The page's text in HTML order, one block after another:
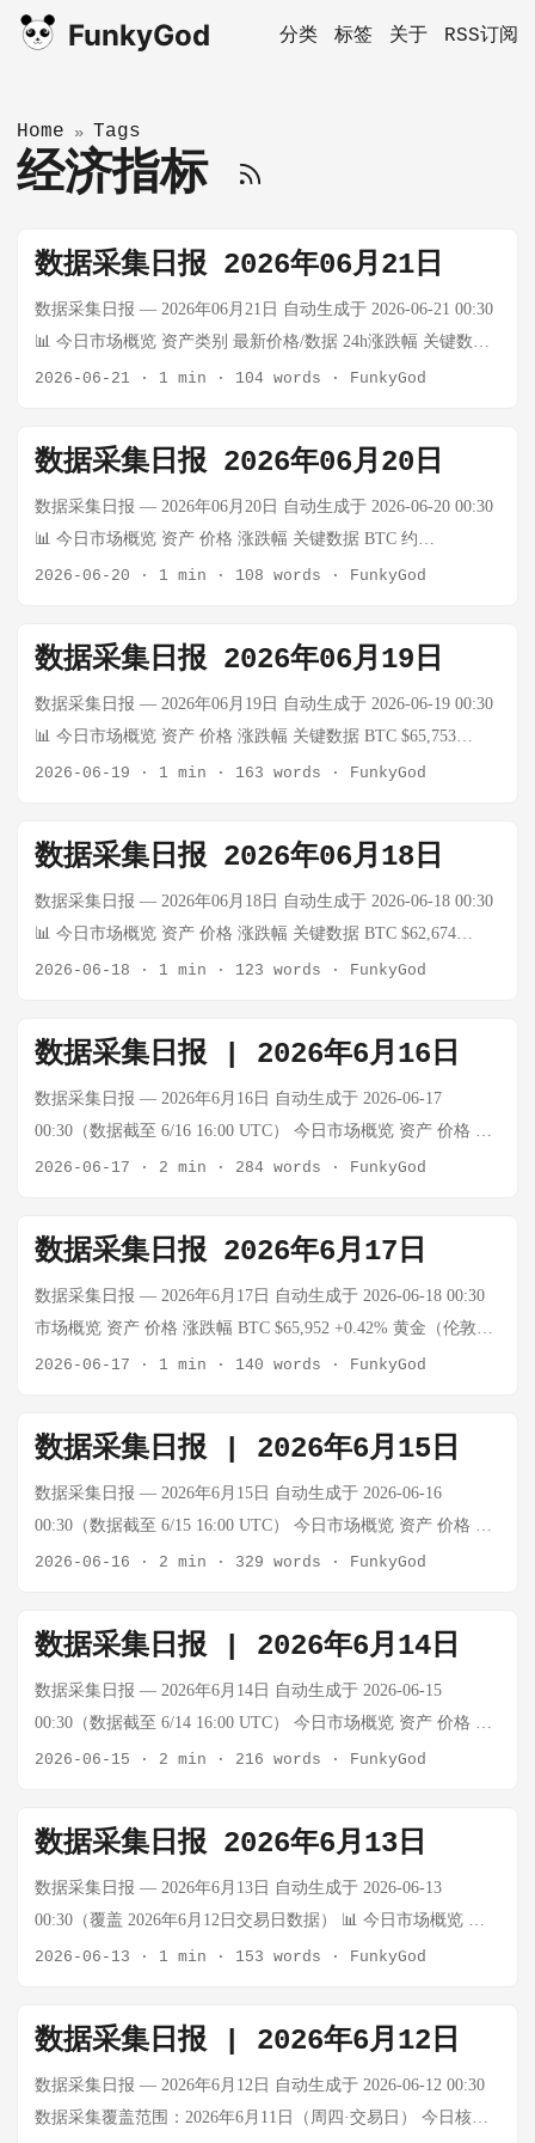
FunkyGod 分类 标签 关于 RSS订阅
Home » Tags
经济指标
数据采集日报 2026年06月21日
数据采集日报 — 2026年06月21日 自动生成于 2026-06-21 00:30
📊 今日市场概览 资产类别 最新价格/数据 24h涨跌幅 关键数据
BTC（比特币） $65,753 ↑3.72% 恐慌指数：12（极度恐慌） 黄
深成指 非交易日 - 周末休市 创业板指 非交易日 - 周末休市
USD/CNY 待更新 - 周末休市 ₿ 加密货币 BTC：
$65,753（↑3.72%） 24h最高：$65,753 24h最低：待更新 24h成
交量：待更新 关键观察： 恐慌指数连续11天<20（历史上罕
日，恐慌指数待验证是否突破20 🥇 贵金属 黄金：约
$2,300/oz（待更新） 数据截止时间：6月19日 上海金：待更新
周末市场休市 🛢️ 原油 WTI原油：非交易日（周末休市） 布伦特
原油：非交易日（周末休市） ...
2026-06-21 · 1 min · 104 words · FunkyGod
数据采集日报 2026年06月20日
数据采集日报 — 2026年06月20日 自动生成于 2026-06-20 00:30
📊 今日市场概览 资产 价格 涨跌幅 关键数据 BTC 约
$65,750（参考6/18） 预估小涨 恐慌指数约12（持续极度恐慌）
美国能源库存与产需平衡 上证指数 4090（参考6/18） -0.43%
科创50涨2.39% 深成指 16030（参考6/18） +0.94% CRO、华为
海思领涨 创业板指 4252（参考6/18） +2.05% 结构性反弹延续
USD/CNY 约 6.7555（参考6/17） — 离岸人民币试点推进 ₿ 加
交量：中低水平（市场极度恐慌，情绪谨慎） （注：恐慌指数
连续约10天 <20，处于极度恐慌区间；6/16 MA5突破后进入技
术反弹验证阶段） 🥇 贵金属 黄金：约 $4,169/盎司（参考
6/18） 上海金：¥945.01/克（参考6/17） 技术位参考：支撑
2026-06-20 · 1 min · 108 words · FunkyGod
数据采集日报 2026年06月19日
数据采集日报 — 2026年06月19日 自动生成于 2026-06-19 00:30
📊 今日市场概览 资产 价格 涨跌幅 关键数据 BTC $65,753
↑3.72% 恐慌指数：12（极度恐慌） 黄金 $4,351.00/oz ↑0.46%
集 深成指 — — 交易日数据待采集 创业板指 — — 交易日数据
待采集 USD/CNY 6.7555 — 汇率稳定 10Y美债 4.428% — 收益
率稳定 ₿ 加密货币 BTC：$65,753（↑3.72%） 24h最高：— 24h
最低：— 24h成交量：— 关键观察： 恐慌指数：12（极度恐
20，将进一步确认趋势反转 🥇 贵金属 黄金：
$4,351.00/oz（↑0.46%） ...
2026-06-19 · 1 min · 163 words · FunkyGod
数据采集日报 2026年06月18日
数据采集日报 — 2026年06月18日 自动生成于 2026-06-18 00:30
📊 今日市场概览 资产 价格 涨跌幅 关键数据 BTC $62,674
-4.82% 极度恐慌（恐慌指数15） ETH $1,682.96 -4.96% — 黄金
6581亿 深成指 16,030.70 +0.94% 成交7641亿 创业板指 4,252.39
+2.05% 科技股反弹 USD/CNY 6.7700 +0.21% 人民币小幅贬值
₿ 加密货币 BTC：$62,674（🔴-4.82%） 恐慌贪婪指数：15（😱
极度恐慌） 24h趋势：继续承压，大盘整体走弱 ETH：
口。 🥇 贵金属 伦敦现货黄金：$4,224.40/oz（🔴-0.78%） 24h
区间：$4,215.15 - $4,329.70 上海金（估算）：约¥920/g 纽约黄
金期货：$4,242.57/oz 24h区间：$4,234.20 - $4,350.20 黄金ETF
华安（518880）：¥8.908（🔴-0.55%） 黄金小幅回调，整体维
2026-06-18 · 1 min · 123 words · FunkyGod
数据采集日报 | 2026年6月16日
数据采集日报 — 2026年6月16日 自动生成于 2026-06-17
00:30（数据截至 6/16 16:00 UTC） 今日市场概览 资产 价格 涨
跌幅 数据来源/备注 BTC $65,753 -2.17% Gate.io + Binance
油 — — 数据源暂时不可用 上证指数 4,092.67(估) -0.11% 震荡
微跌 深成指 15,676.05(估) +0.93% 小幅上涨 创业板指
4,103.33(估) +1.72% 领涨全场 USD/CNY 6.770 — exchangerate-
api 今日要闻速览（过去24小时） 重大事件 日本央行宣布加息
平，旨在应对国内通胀压力 市场关注日元走向及对全球资本流
动的影响 来源：东方财富，2026-06-16 美伊将签署和解备忘
录，霍尔木兹海峡通行曙光或现 美伊两国据报将签署和解备忘
录，霍尔木兹海峡通行问题可能出现转机 中信证券等机构发布
亿元 6月16日，A股三大指数涨跌不一，创业板指涨1.72%表现
最强 深成指涨0.93%，沪指微跌0.11% 全市场成交额约1.37万亿
元（部分口径连续3个交易日突破3万亿元） 技术派资金已开始
2026-06-17 · 2 min · 284 words · FunkyGod
数据采集日报 2026年6月17日
数据采集日报 — 2026年6月17日 自动生成于 2026-06-18 00:30
市场概览 资产 价格 涨跌幅 BTC $65,952 +0.42% 黄金（伦敦
金） $4,359.56/oz +0.66% WTI原油 $75.90/桶 +0.84% 上证指数
数）：$65,952（↑0.42%） 日内走势：亚盘升破
$66,000（+0.53%），美联储公告前回落至 $65,177（-0.9%），
尾盘小幅反弹收回 $65,952 ETH（以太坊）：
$1,773.73（↓1.07%） 市场焦点：日本央行加息落地后一度扰动
秀在即，市场等待利率决议指引，加密市场整体观望情绪浓厚
核心观察：CryptoQuant 分析师指出，山寨币在现货交易所的卖
压已达五年极端水平；周小川在陆家嘴论坛表示，加密货币及
电信诈骗等领域仍需持续关注。 贵金属 黄金（伦敦金现货）：
延期（AUTD）：946.38元/克，最高947.38元，低939.00元 沪金
99（AU9999）：940.80元/克（↑0.25%） 技术位参考：支撑
$4,330 / $4,300；压力 $4,400 / $4,450；52周区间 $3,253.8 -
宗商品研究指出：油价跌至三个月低点，黄金维持在 $4,300 美
2026-06-17 · 1 min · 140 words · FunkyGod
数据采集日报 | 2026年6月15日
数据采集日报 — 2026年6月15日 自动生成于 2026-06-16
00:30（数据截至 6/15 16:00 UTC） 今日市场概览 资产 价格 涨
跌幅 数据来源/备注 BTC $67,222.93 +4.74% Binance，强势反弹
Gold），换算约¥939/g WTI原油 — — 数据源暂时不可用 布伦
特原油 — — 数据源暂时不可用 上证指数 4,096.47 +1.61% 大幅
反弹 深成指 15,531.11 +3.79% 创业板指领涨+5.30% USD/CNY
6.757 — Frankfurter API 今日要闻速览（过去24小时） 重大事
Jassy 直接向白宫报告，财政部长 Scott Bessent 等高官介入 从通
知到全球断网仅 90分钟，最终 Dario Amodei 拒绝修复漏洞 开
发者仅用一行代码将泄露系统提示词注入 Opus 4.8，即复现
Fable 5 核心"人格" 智谱AI暴涨47%，趁势全量开放 GLM-5.2，
2026-06-16 · 2 min · 329 words · FunkyGod
数据采集日报 | 2026年6月14日
数据采集日报 — 2026年6月14日 自动生成于 2026-06-15
00:30（数据截至 6/14 16:00 UTC） 今日市场概览 资产 价格 涨
跌幅 数据来源/备注 BTC $63,397 +1.82% 6/12收盘（周五），
数据 布伦特原油 — — 非交易日，参考6/12数据 注：6月14日为
周日，美国/中国金融市场休市，加密货币市场无交易所成交
价。以下数据以6月12日（周五）最后收盘价为基准。 今日要闻
速览（过去24小时） 重大事件 SpaceX 史上最大 IPO — 马斯克
认购近4倍 4400名员工因此成为百万富翁 Elon Musk 凭借
SpaceX 持仓正式成为全球首位万亿富翁 来源：Reuters, 2026-
06-12 Tesla Robotaxi 扩张严重受阻 Tesla 在德州仅部署42辆无人
2026-06-15 · 2 min · 216 words · FunkyGod
数据采集日报 2026年6月13日
数据采集日报 — 2026年6月13日 自动生成于 2026-06-13
00:30（覆盖 2026年6月12日交易日数据） 📊 今日市场概览 资
产 价格 涨跌幅 关键数据 BTC $63,993 +0.37% 恐慌指数12，极
上证指数 4,031.51 +1.12% 三大指数均涨超0.5% 深证成指
14,963.41 +0.75% 创业板指 3,830.35 +0.50% USD/CNY ¥6.7674
-0.13% ₿ 加密货币 BTC：$63,993（+0.37%，24h） 24h最高：
2026-06-13 · 1 min · 153 words · FunkyGod
数据采集日报 | 2026年6月12日
数据采集日报 — 2026年6月12日 自动生成于 2026-06-12 00:30
数据采集覆盖范围：2026年6月11日（周四·交易日） 今日核心